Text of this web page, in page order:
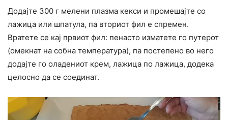
Додајте 300 г мелени плазма кекси и промешајте со
лажица или шпатула, па вториот фил е спремен.
Вратете се кај првиот фил: пенасто изматете го путерот
(омекнат на собна температура), па постепено во него
додајте го оладениот крем, лажица по лажица, додека
целосно да се соединат.